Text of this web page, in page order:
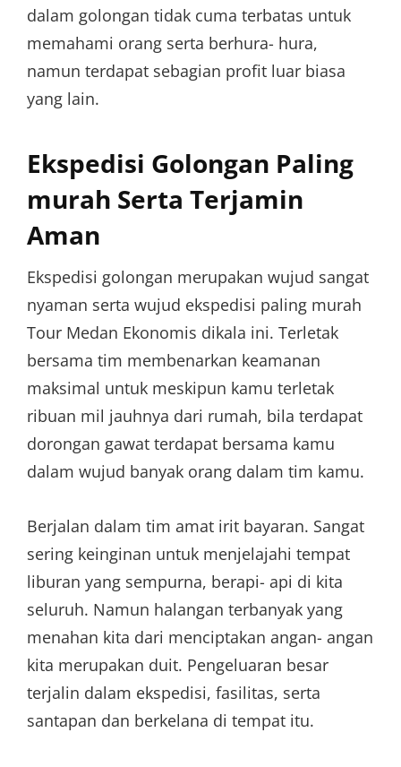
dalam golongan tidak cuma terbatas untuk
memahami orang serta berhura- hura,
namun terdapat sebagian profit luar biasa
yang lain.
Ekspedisi Golongan Paling
murah Serta Terjamin
Aman
Ekspedisi golongan merupakan wujud sangat
nyaman serta wujud ekspedisi paling murah
Tour Medan Ekonomis dikala ini. Terletak
bersama tim membenarkan keamanan
maksimal untuk meskipun kamu terletak
ribuan mil jauhnya dari rumah, bila terdapat
dorongan gawat terdapat bersama kamu
dalam wujud banyak orang dalam tim kamu.
Berjalan dalam tim amat irit bayaran. Sangat
sering keinginan untuk menjelajahi tempat
liburan yang sempurna, berapi- api di kita
seluruh. Namun halangan terbanyak yang
menahan kita dari menciptakan angan- angan
kita merupakan duit. Pengeluaran besar
terjalin dalam ekspedisi, fasilitas, serta
santapan dan berkelana di tempat itu.